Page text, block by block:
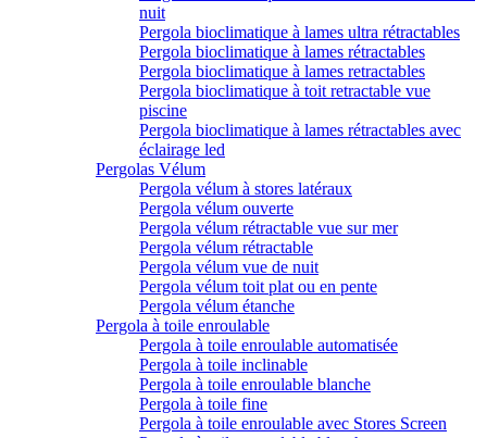
nuit
Pergola bioclimatique à lames ultra rétractables
Pergola bioclimatique à lames rétractables
Pergola bioclimatique à lames retractables
Pergola bioclimatique à toit retractable vue
piscine
Pergola bioclimatique à lames rétractables avec
éclairage led
Pergolas Vélum
Pergola vélum à stores latéraux
Pergola vélum ouverte
Pergola vélum rétractable vue sur mer
Pergola vélum rétractable
Pergola vélum vue de nuit
Pergola vélum toit plat ou en pente
Pergola vélum étanche
Pergola à toile enroulable
Pergola à toile enroulable automatisée
Pergola à toile inclinable
Pergola à toile enroulable blanche
Pergola à toile fine
Pergola à toile enroulable avec Stores Screen